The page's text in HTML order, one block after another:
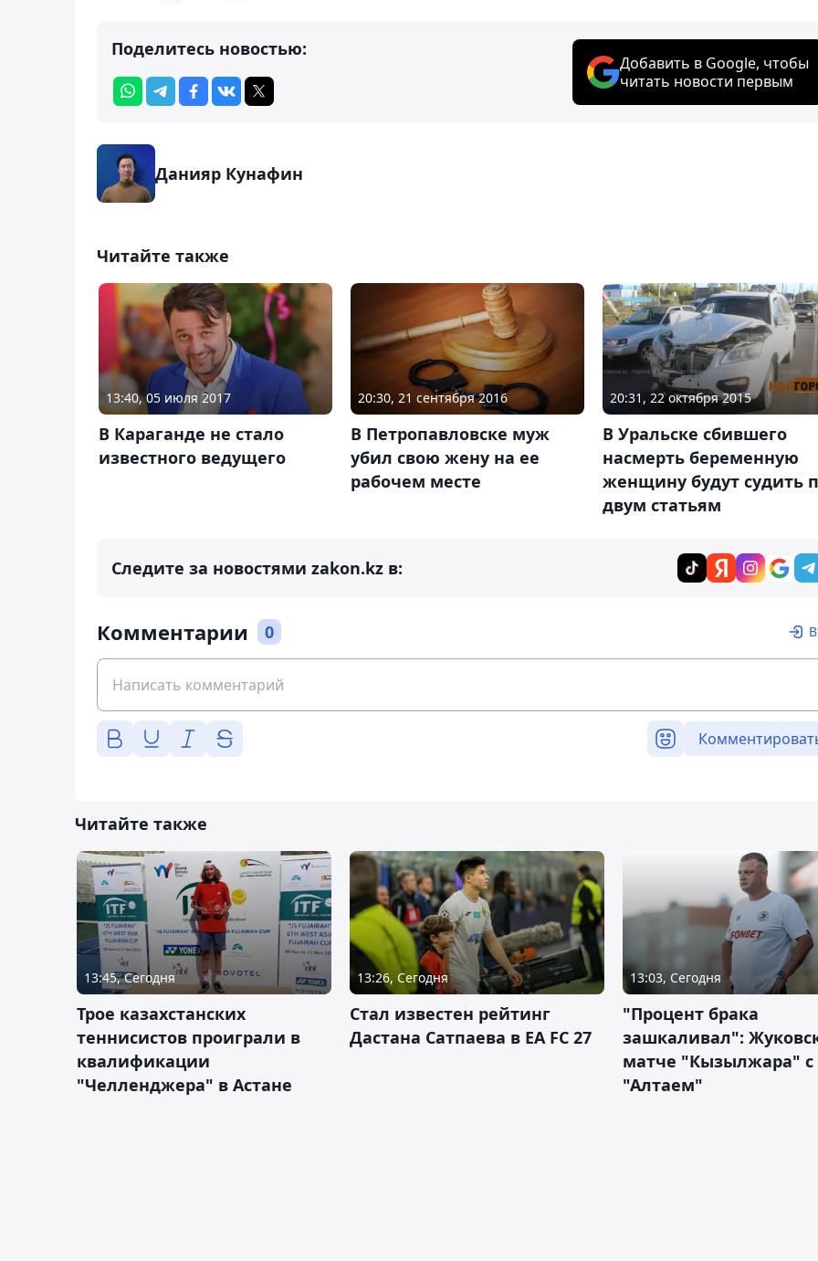
Поделитесь новостью:
Добавить в Google, чтобы
читать новости первым
Данияр Кунафин
Читайте также
13:40, 05 июля 2017
В Караганде не стало
известного ведущего
20:30, 21 сентября 2016
В Петропавловске муж
убил свою жену на ее
рабочем месте
20:31, 22 октября 2015
В Уральске сбившего
насмерть беременную
женщину будут судить
двум статьям
Следите за новостями zakon.kz в:
Комментарии 0
Читайте также
13:45, Сегодня
Трое казахстанских
теннисистов проиграли в
квалификации
"Челленджера" в Астане
13:26, Сегодня
Стал известен рейтинг
Дастана Сатпаева в EA FC 27
13:03, Сегодня
"Процент брака
зашкаливал":
матче "Кызылжара" с
"Алтаем"